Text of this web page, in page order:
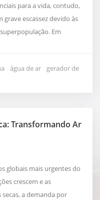
para a vida, contudo,
escassez devido às
Em
Como funcionam os
de água...
água de ar
gerador de
Transformando Ar
globais mais urgentes do
crescem e as
a demanda por